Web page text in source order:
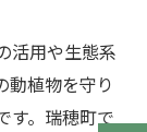
活用や生態系
動植物を守り
す。瑞穂町で